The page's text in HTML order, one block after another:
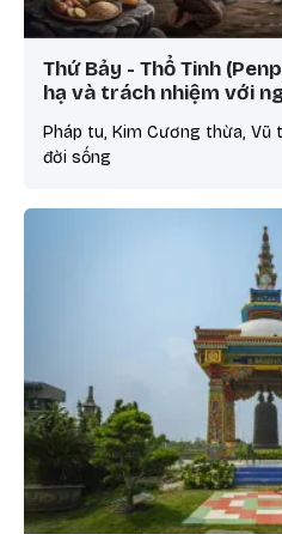
Thứ Bảy - Thổ Tinh
hạ và trách nhiệm với
Pháp tu, Kim Cương thừa, Vũ
đời sống